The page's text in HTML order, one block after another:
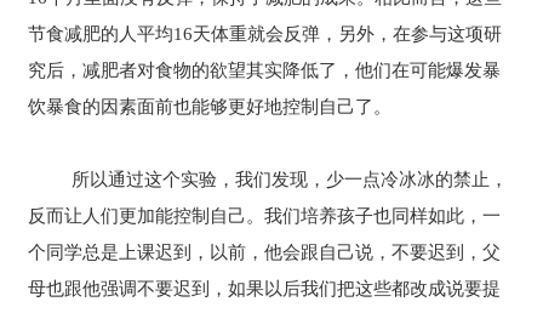
节食减肥的人平均16天体重就会反弹，另外，在参与这项研
究后，减肥者对食物的欲望其实降低了，他们在可能爆发暴
饮暴食的因素面前也能够更好地控制自己了。
所以通过这个实验，我们发现，少一点冷冰冰的禁止，
反而让人们更加能控制自己。我们培养孩子也同样如此，一
个同学总是上课迟到，以前，他会跟自己说，不要迟到，父
母也跟他强调不要迟到，如果以后我们把这些都改成说要提